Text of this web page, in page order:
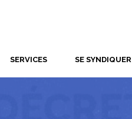
SERVICES SE SYNDIQUER